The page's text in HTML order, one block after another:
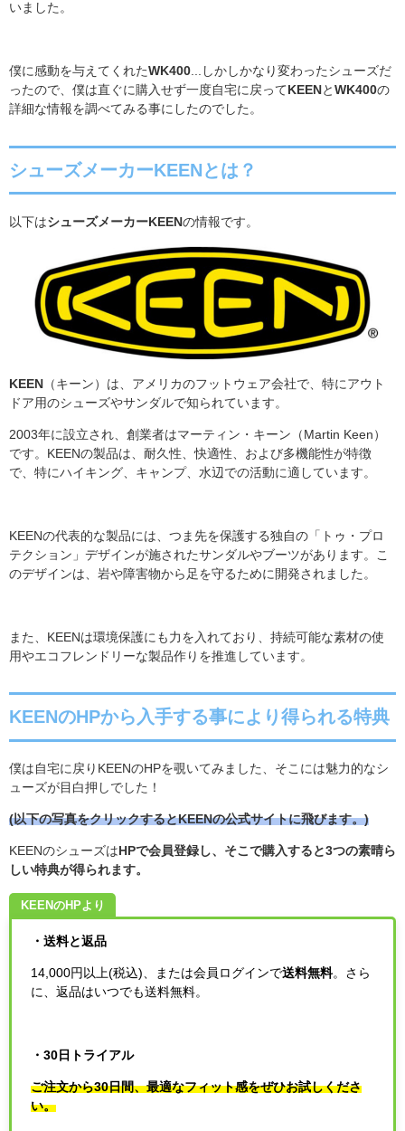
いました。
僕に感動を与えてくれたWK400
しかしかなり変わったシューズだ
ったので、僕は直ぐに購入せず一度自宅に戻って KEEN と WK400の
詳細な情報を調べてみる事にしたのでした。
シューズメーカーKEENとは？
以下はシューズメーカーKEENの情報です。
KEEN （キーン）は、アメリカのフットウェア会社で、特にアウト
ドア用のシューズやサンダルで知られています。
2003年に設立され、創業者はマーティン・キーン（Martin Keen）
です。KEENの製品は、耐久性、快適性、および多機能性が特徴
で、特にハイキング、キャンプ、水辺での活動に適しています。
KEENの代表的な製品には、つま先を保護する独自の「トゥ・プロ
テクション」デザインが施されたサンダルやブーツがあります。
こ
のデザインは、岩や障害物から足を守るために開発されました。
また、KEENは環境保護にも力を入れており、持続可能な素材の使
用やエコフレンドリーな製品作りを推進しています。
KEENのHPから入手する事により得られる特典
僕は自宅に戻りKEENのHPを覗いてみました、 そこには魅力的なシ
ューズが目白押しでした！
(以下の写真をクリックするとKEENの公式サイトに飛びます。)
KEENのシューズは HPで会員登録し、そこで購入すると3つの素晴ら
しい特典が得られます。
KEENのHPより
・送料と返品
14,000円以上(税込)、または会員ログインで送料無料。さら
に、返品はいつでも送料無料。
・30日トライアル
ご注文から30日間、最適なフィット感をぜひお試しくださ
い。